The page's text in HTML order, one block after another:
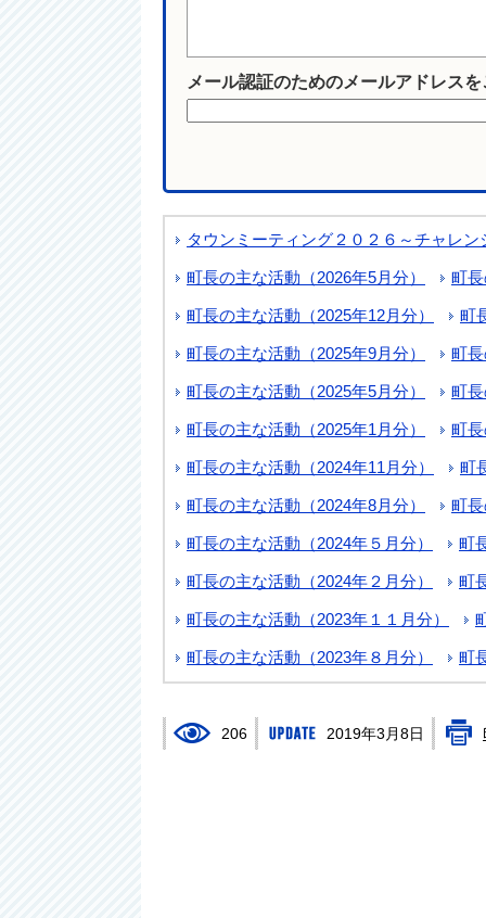
メール認証のためのメールアドレス
タウンミーティング２０２６～チャレ
町長の主な活動（2026年5月分） 町
町長の主な活動（2025年12月分） 町
町長の主な活動（2025年9月分） 町
町長の主な活動（2025年5月分） 町
町長の主な活動（2025年1月分） 町
町長の主な活動（2024年11月分） 町
町長の主な活動（2024年8月分） 町
町長の主な活動（2024年５月分） 町
町長の主な活動（2024年２月分） 町
町長の主な活動（2023年１１月分）
町長の主な活動（2023年８月分） 町
206 2019年3月8日